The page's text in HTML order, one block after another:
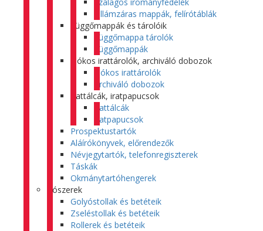
Villámzáras mappák, felírótáblák
Függőmappák és tárolóik
Függőmappa tárolók
Függőmappák
Fiókos irattárolók, archiváló dobozok
Fiókos irattárolók
Archiváló dobozok
Irattálcák, iratpapucsok
Irattálcák
Iratpapucsok
Prospektustartók
Aláírókönyvek, előrendezők
Névjegytartók, telefonregiszterek
Táskák
Okmánytartóhengerek
Írószerek
Golyóstollak és betéteik
Zseléstollak és betéteik
Rollerek és betéteik